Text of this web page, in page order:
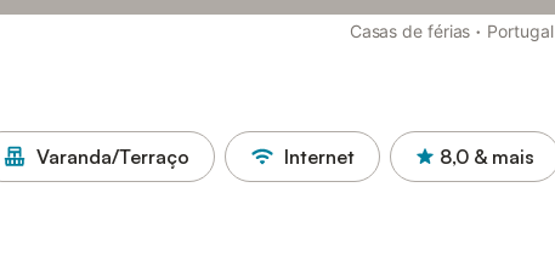
Casas de férias · Portugal
Varanda/Terraço Internet 8,0 & mais